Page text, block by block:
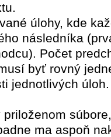
úlohy, kde
následníka
Počet
byť rovný
jednotlivých úloh.
ma aspoň